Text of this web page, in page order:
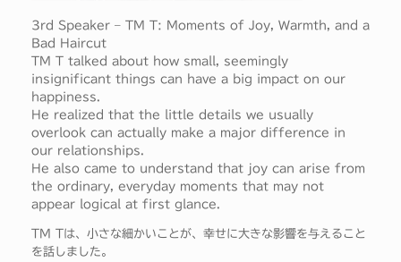
3rd Speaker – TM T: Moments of Joy, Warmth, and a
Bad Haircut
TM T talked about how small, seemingly
insignificant things can have a big impact on our
happiness.
He realized that the little details we usually
overlook can actually make a major difference in
our relationships.
He also came to understand that joy can arise from
the ordinary, everyday moments that may not
appear logical at first glance.
TM Tは、小さな細かいことが、幸せに大きな影響を与えること
を話しました。